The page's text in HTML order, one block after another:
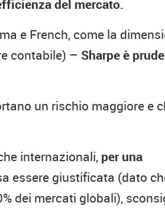
del mercato.
e French, come la
contabile) – Sharpe è
un rischio maggiore e
internazionali, per una
essere giustificata (dato
dei mercati globali),